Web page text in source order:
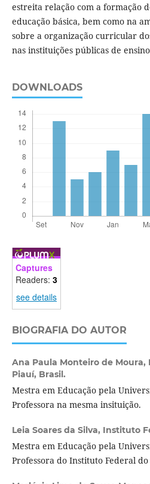
estreita relação com a formação
educação básica, bem como na
sobre a organização curricular
nas instituições públicas de
DOWNLOADS
Captures
Readers: 3
see details
BIOGRAFIA DO AUTOR
Ana Paula Monteiro de Moura,
Piauí, Brasil.
Mestra em Educação pela
Professora na mesma insituição.
Leia Soares da Silva, Instituto
Mestra em Educação pela
Professora do Instituto Federal do